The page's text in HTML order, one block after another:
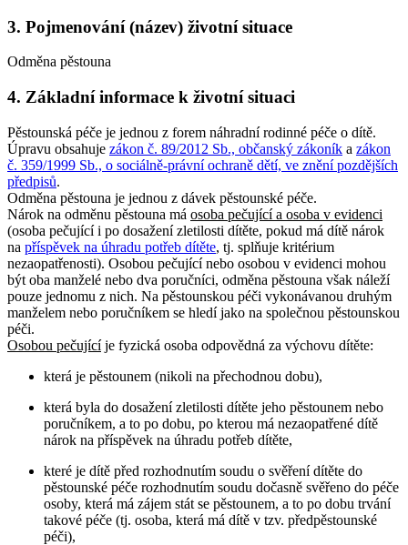
3. Pojmenování (název) životní situace
Odměna pěstouna
4. Základní informace k životní situaci
Pěstounská péče je jednou z forem náhradní rodinné péče o dítě.
Úpravu obsahuje zákon č. 89/2012 Sb., občanský zákoník a zákon
č. 359/1999 Sb., o sociálně-právní ochraně dětí, ve znění pozdějších
předpisů.
Odměna pěstouna je jednou z dávek pěstounské péče.
Nárok na odměnu pěstouna má osoba pečující a osoba v evidenci
(osoba pečující i po dosažení zletilosti dítěte, pokud má dítě nárok
na příspěvek na úhradu potřeb dítěte, tj. splňuje kritérium
nezaopatřenosti). Osobou pečující nebo osobou v evidenci mohou
být oba manželé nebo dva poručníci, odměna pěstouna však náleží
pouze jednomu z nich. Na pěstounskou péči vykonávanou druhým
manželem nebo poručníkem se hledí jako na společnou pěstounskou
péči.
Osobou pečujícíje fyzická osoba odpovědná za výchovu dítěte:
která je pěstounem (nikoli na přechodnou dobu),
která byla do dosažení zletilosti dítěte jeho pěstounem nebo
poručníkem, a to po dobu, po kterou má nezaopatřené dítě
nárok na příspěvek na úhradu potřeb dítěte,
které je dítě před rozhodnutím soudu o svěření dítěte do
pěstounské péče rozhodnutím soudu dočasně svěřeno do péče
osoby, která má zájem stát se pěstounem, a to po dobu trvání
takové péče (tj. osoba, která má dítě v tzv. předpěstounské
péči),